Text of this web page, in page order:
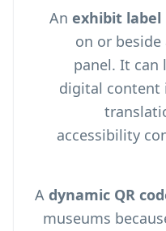
An exhibit label
on or
panel. It can
digital content
accessibility
A dynamic QR
museums